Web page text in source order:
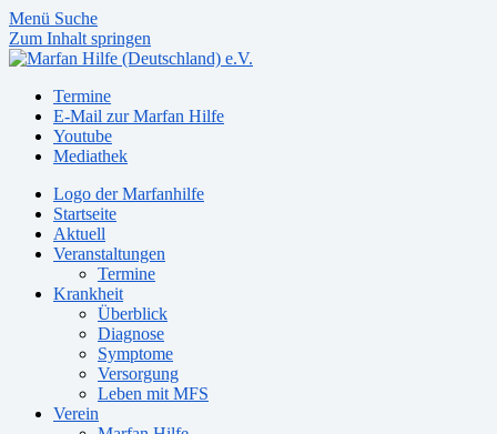
Menü Suche
Zum Inhalt springen
Termine
E-Mail zur Marfan Hilfe
Youtube
Mediathek
Logo der Marfanhilfe
Startseite
Aktuell
Veranstaltungen
Termine
Krankheit
Überblick
Diagnose
Symptome
Versorgung
Leben mit MFS
Verein